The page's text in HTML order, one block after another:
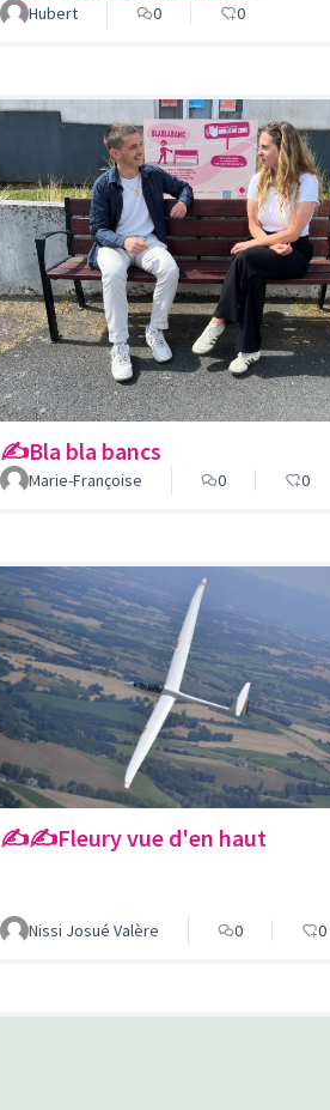
Hubert 0 0
✍️Bla bla bancs
Marie-Françoise 0 0
✍️✍️Fleury vue d'en haut
Nissi Josué Valère 0 0